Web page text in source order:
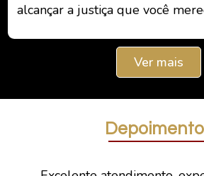
alcançar a justiça que você
Ver mais